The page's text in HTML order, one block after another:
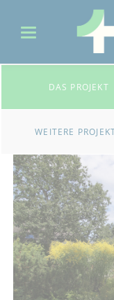
DAS PROJEKT
WEITERE